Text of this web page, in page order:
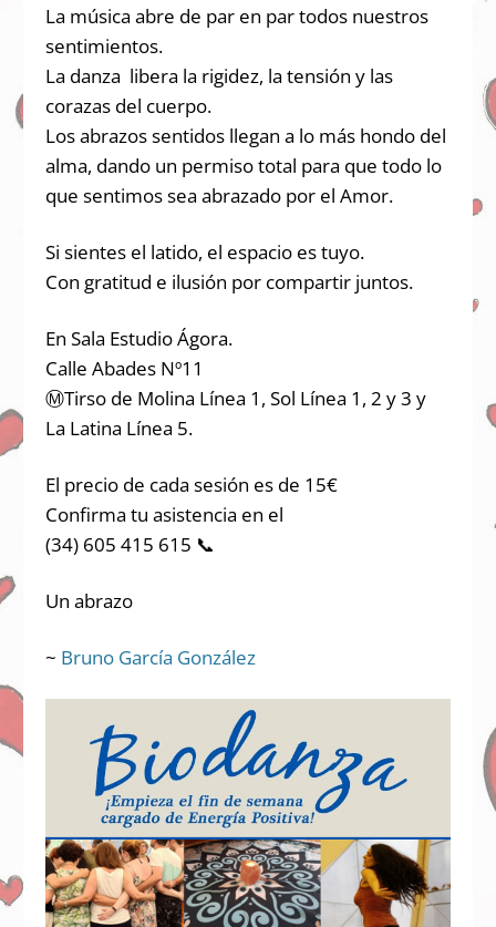
La música abre de par en par todos nuestros
sentimientos.
La danza libera la rigidez, la tensión y las
corazas del cuerpo.
Los abrazos sentidos llegan a lo más hondo del
alma, dando un permiso total para que todo lo
que sentimos sea abrazado por el Amor.
Si sientes el latido, el espacio es tuyo.
Con gratitud e ilusión por compartir juntos.
En Sala Estudio Ágora.
Calle Abades Nº11
ⓂTirso de Molina Línea 1, Sol Línea 1, 2 y 3 y
La Latina Línea 5.
El precio de cada sesión es de 15€
Confirma tu asistencia en el
(34) 605 415 615 📞
Un abrazo
~ Bruno García González